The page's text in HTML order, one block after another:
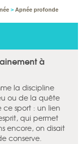
> Apnée profonde
à
la discipline
ou de la quête
ce sport : un lien
qui permet
encore, on disait
conserve.